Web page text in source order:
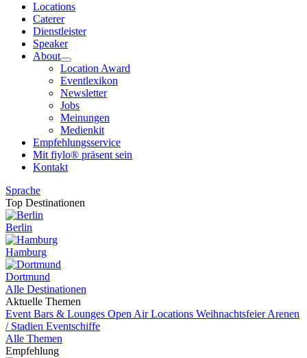
Locations
Caterer
Dienstleister
Speaker
About
Location Award
Eventlexikon
Newsletter
Jobs
Meinungen
Medienkit
Empfehlungsservice
Mit fiylo® präsent sein
Kontakt
Sprache
Top Destinationen
Berlin
Hamburg
Dortmund
Alle Destinationen
Aktuelle Themen
Event Bars & Lounges Open Air Locations WeihnachtsfeierArenen
/ Stadien Eventschiffe
Alle Themen
Empfehlung